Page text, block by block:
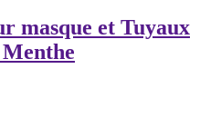
masque et Tuyaux